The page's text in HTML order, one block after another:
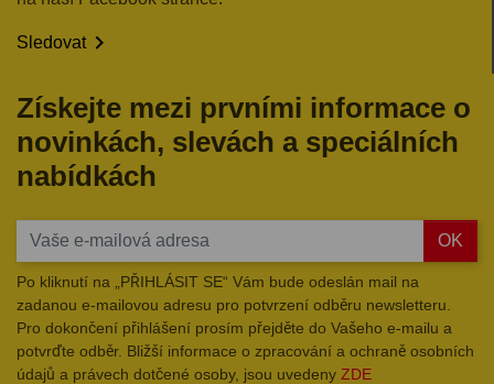
Sledovat
Získejte mezi prvními informace o
novinkách, slevách a speciálních
nabídkách
OK
Po kliknutí na „PŘIHLÁSIT SE“ Vám bude odeslán mail na
zadanou e-mailovou adresu pro potvrzení odběru newsletteru.
Pro dokončení přihlášení prosím přejděte do Vašeho e-mailu a
potvrďte odběr. Bližší informace o zpracování a ochraně osobních
údajů a právech dotčené osoby, jsou uvedeny ZDE